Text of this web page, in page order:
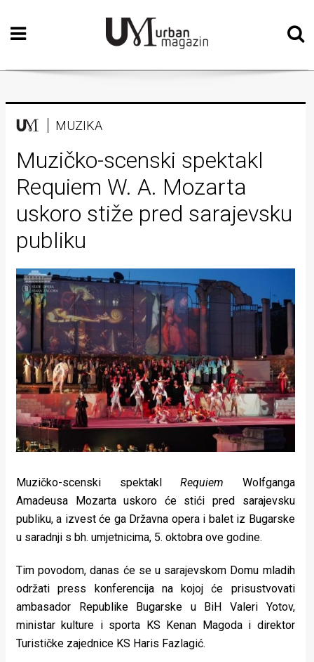
Početna
Vizualne
Teatar
Književnost
Muzika
Film
Intervju
Kolumne
Kultura
Lifestyle
Beauty
Fashion
Zdravlje
Za
Život
u
Ideje
koje
rade
MUZIKA
Muzičko-scenski spektakl
Requiem W. A. Mozarta
uskoro stiže pred sarajevsku
publiku
Muzičko-scenski spektaklRequiem Wolfganga
Amadeusa Mozarta uskoro će stići pred sarajevsku
publiku, a izvest će ga Državna opera i balet iz Bugarske
u saradnji s bh. umjetnicima, 5. oktobra ove godine.
Tim povodom, danas će se u sarajevskom Domu mladih
održati press konferencija na kojoj će prisustvovati
ambasador Republike Bugarske u BiH Valeri Yotov,
ministar kulture i sporta KS Kenan Magoda i direktor
Turističke zajednice KS Haris Fazlagić.